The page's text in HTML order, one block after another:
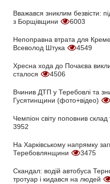
Вважався зниклим безвісти:
з Борщівщини
6003
Непоправна втрата для
Всеволод Штука
4549
Хресна хода до Почаєва
сталося
4506
Вчинив ДТП у Теребовлі та
Гусятинщини (фото+відео)
Чемпіон світу поповнив
3952
На Харківському напрямку
Теребовлянщини
3475
Скандал: водій автобуса
тротуар і кидався на людей